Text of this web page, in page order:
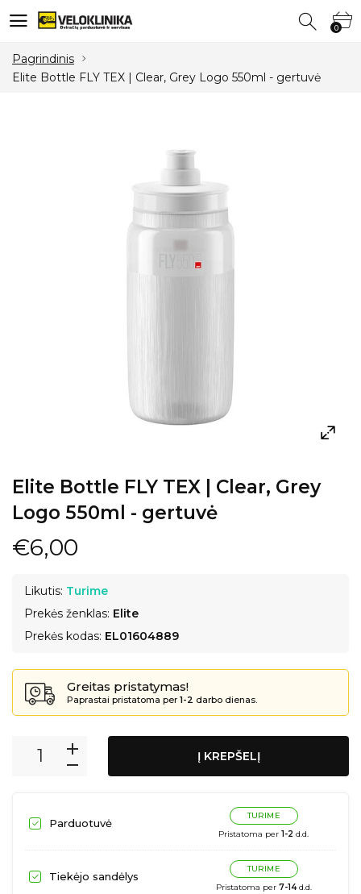
0 0
Pagrindinis
Elite Bottle FLY TEX | Clear, Grey Logo 550ml - gertuvė
Elite Bottle FLY TEX | Clear, Grey
Logo 550ml - gertuvė
€6,00
Likutis: Turime
Prekės ženklas: Elite
Prekės kodas: EL01604889
Greitas pristatymas!
Paprastai pristatoma per 1-2 darbo dienas.
Į KREPŠELĮ
Parduotuvė
TURIME
Pristatoma per1-2 d.d.
Tiekėjo sandėlys
TURIME
Pristatoma per 7-14d.d.